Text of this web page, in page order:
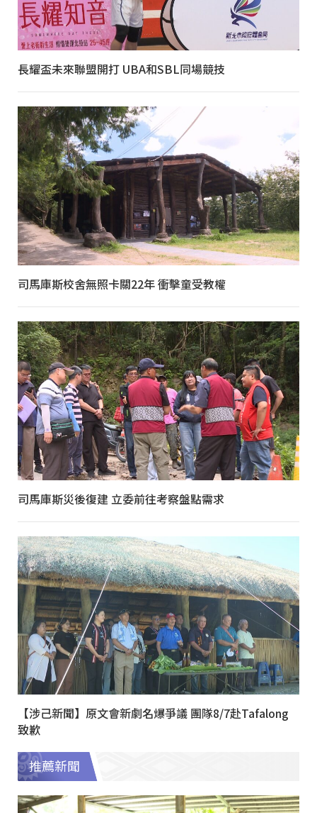
長耀盃未來聯盟開打 UBA和SBL同場競技
司馬庫斯校舍無照卡關22年 衝擊童受教權
司馬庫斯災後復建 立委前往考察盤點需求
【涉己新聞】原文會新劇名爆爭議 團隊8/7赴Tafalong
致歉
推薦新聞